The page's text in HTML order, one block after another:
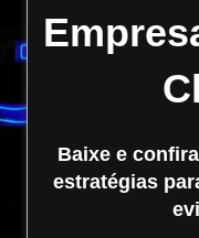
Baixe e
estratégias